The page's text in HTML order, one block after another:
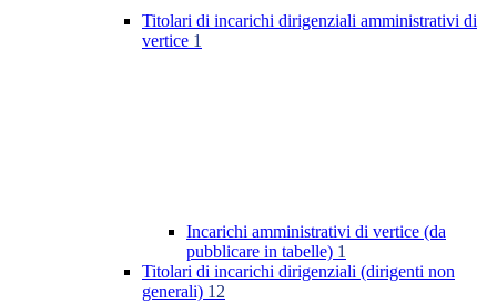
Titolari di incarichi dirigenziali amministrativi di
vertice 1
Incarichi amministrativi di vertice (da
pubblicare in tabelle) 1
Titolari di incarichi dirigenziali (dirigenti non
generali) 12